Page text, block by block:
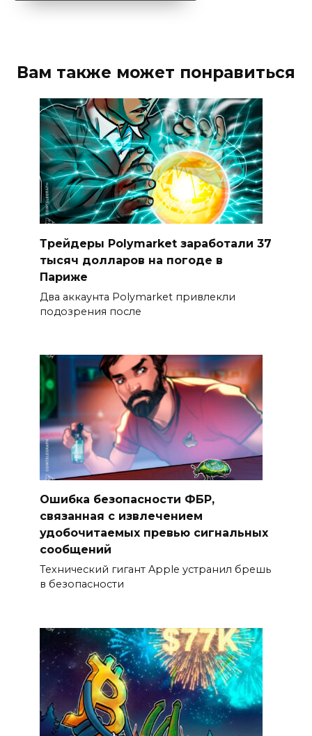
Вам также может понравиться
Трейдеры Polymarket заработали 37
тысяч долларов на погоде в
Париже
Два аккаунта Polymarket привлекли
подозрения после
Ошибка безопасности ФБР,
связанная с извлечением
удобочитаемых превью сигнальных
сообщений
Технический гигант Apple устранил брешь
в безопасности